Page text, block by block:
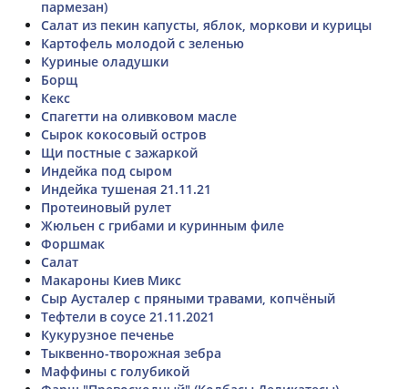
пармезан)
Салат из пекин капусты, яблок, моркови и курицы
Картофель молодой с зеленью
Куриные оладушки
Борщ
Кекс
Спагетти на оливковом масле
Сырок кокосовый остров
Щи постные с зажаркой
Индейка под сыром
Индейка тушеная 21.11.21
Протеиновый рулет
Жюльен с грибами и куринным филе
Форшмак
Салат
Макароны Киев Микс
Сыр Аусталер с пряными травами, копчёный
Тефтели в соусе 21.11.2021
Кукурузное печенье
Тыквенно-творожная зебра
Маффины с голубикой